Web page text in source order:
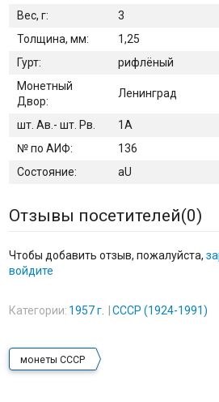
Вес, г:
3
Толщина, мм:
1,25
Гурт:
рифлёный
Монетный
Двор:
Ленинград
шт. Ав.- шт. Рв.
1А
№ по АИФ:
136
Состояние:
aU
Отзывы посетителей(0)
Чтобы добавить отзыв, пожалуйста,
войдите
Категории: 1957 г. СССР (1924-1991)
монеты СССР